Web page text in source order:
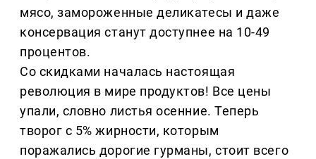
мясо, замороженные деликатесы и даже
консервация станут доступнее на 10-49
процентов.
Со скидками началась настоящая
революция в мире продуктов! Все цены
упали, словно листья осенние. Теперь
творог с 5% жирности, которым
поражались дорогие гурманы, стоит всего